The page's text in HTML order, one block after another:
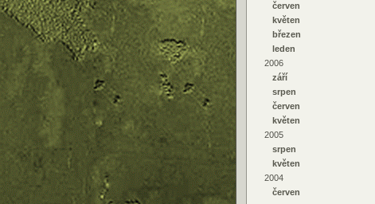
červen
květen
březen
leden
2006
září
srpen
červen
květen
2005
srpen
květen
2004
červen